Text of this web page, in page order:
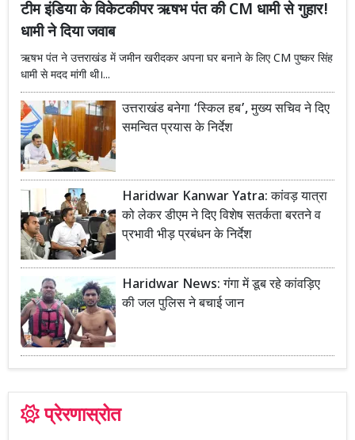
टीम इंडिया के विकेटकीपर ऋषभ पंत की CM धामी से गुहार!
धामी ने दिया जवाब
ऋषभ पंत ने उत्तराखंड में जमीन खरीदकर अपना घर बनाने के लिए CM पुष्कर सिंह
धामी से मदद मांगी थी।...
उत्तराखंड बनेगा ‘स्किल हब’, मुख्य सचिव ने दिए
समन्वित प्रयास के निर्देश
Haridwar Kanwar Yatra: कांवड़ यात्रा
को लेकर डीएम ने दिए विशेष सतर्कता बरतने व
प्रभावी भीड़ प्रबंधन के निर्देश
Haridwar News: गंगा में डूब रहे कांवड़िए
की जल पुलिस ने बचाई जान
प्रेरणास्रोत